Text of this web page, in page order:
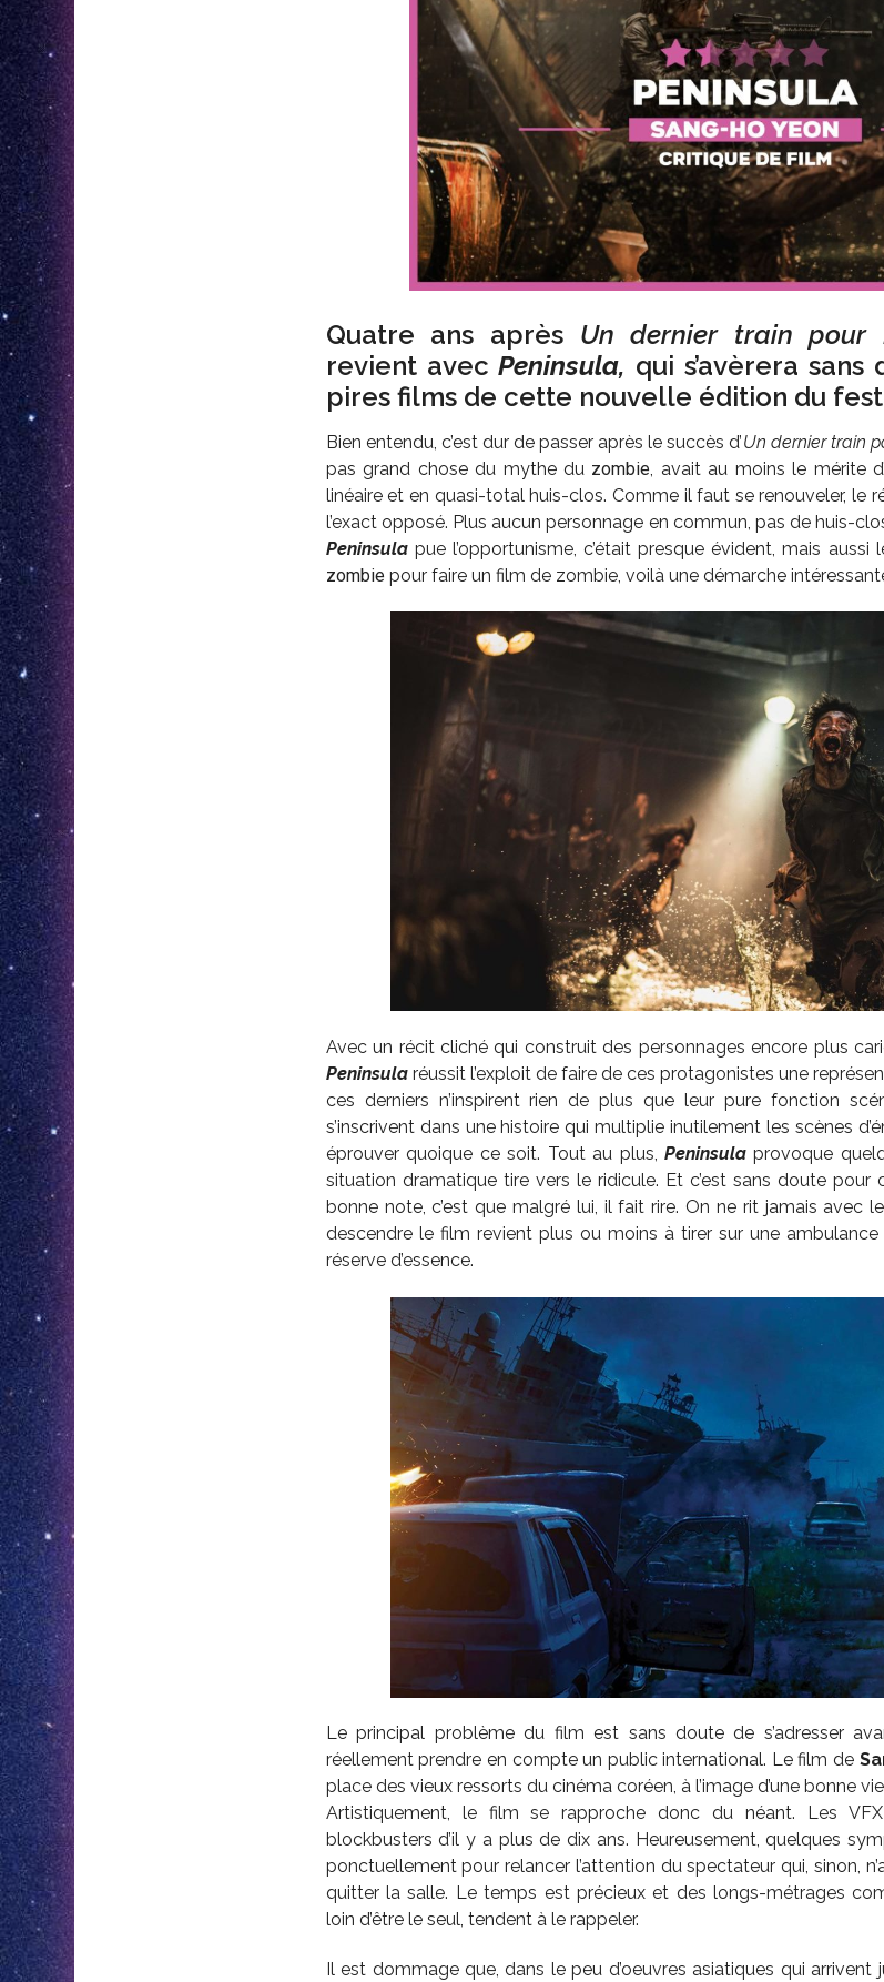
Quatre ans après Un dernier train pour
revient avecPeninsula, qui s’avèrera
pires films de cette nouvelle édition du
Bien entendu, c’est dur de passer après le succès d’Un dernier train
pas grand chose du mythe du zombie , avait au moins le mérite
linéaire et en quasi-total huis-clos. Comme il faut se renouveler, le
l’exact opposé. Plus aucun personnage en commun, pas de huis-
Peninsulapue l’opportunisme, c’était presque évident, mais aussi
zombiepour faire un film de zombie, voilà une démarche
Avec un récit cliché qui construit des personnages encore plus
Peninsularéussit l’exploit de faire de ces protagonistes une
ces derniers n’inspirent rien de plus que leur pure fonction
s’inscrivent dans une histoire qui multiplie inutilement les scènes
éprouver quoique ce soit. Tout au plus, Peninsula provoque
situation dramatique tire vers le ridicule. Et c’est sans doute pour
bonne note, c’est que malgré lui, il fait rire. On ne rit jamais avec
descendre le film revient plus ou moins à tirer sur une
réserve d’essence.
Le principal problème du film est sans doute de s’adresser
réellement prendre en compte un public international. Le film de
place des vieux ressorts du cinéma coréen, à l’image d’une bonne
Artistiquement, le film se rapproche donc du néant. Les
blockbusters d’il y a plus de dix ans. Heureusement, quelques
ponctuellement pour relancer l’attention du spectateur qui, sinon,
quitter la salle. Le temps est précieux et des longs-métrages
loin d’être le seul, tendent à le rappeler.
Il est dommage que, dans le peu d’oeuvres asiatiques qui arrivent